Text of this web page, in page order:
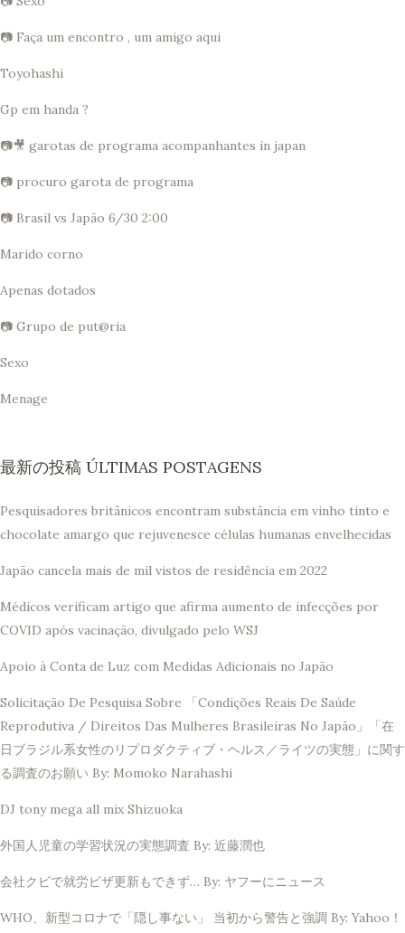
📷 Faça um encontro , um amigo aqui
Toyohashi
Gp em handa ?
📷🎥 garotas de programa acompanhantes in japan
📷 procuro garota de programa
📷 Brasil vs Japão 6/30 2:00
Marido corno
Apenas dotados
📷 Grupo de put@ria
Sexo
Menage
最新の投稿 ÚLTIMAS POSTAGENS
Pesquisadores britânicos encontram substância em vinho tinto e
chocolate amargo que rejuvenesce células humanas envelhecidas
Japão cancela mais de mil vistos de residência em 2022
Médicos verificam artigo que afirma aumento de infecções por
COVID após vacinação, divulgado pelo WSJ
Apoio à Conta de Luz com Medidas Adicionais no Japão
Solicitação De Pesquisa Sobre 「Condições Reais De Saúde
Reprodutiva / Direitos Das Mulheres Brasileiras No Japão」「在
日ブラジル系女性のリプロダクティブ・ヘルス／ライツの実態」に関す
る調査のお願い By: Momoko Narahashi
DJ tony mega all mix Shizuoka
外国人児童の学習状況の実態調査 By: 近藤潤也
会社クビで就労ビザ更新もできず… By: ヤフーにニュース
WHO、新型コロナで「隠し事ない」 当初から警告と強調 By: Yahoo！